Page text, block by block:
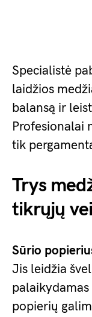
Specialistė
laidžios
balansą ir
Profesionalai
tik
Trys
tikrųjų
Sūrio
Jis leidžia
popierių